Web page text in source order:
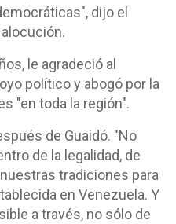
dijo el
le agradeció al
político y abogó por la
"en toda la región".
de Guaidó. "No
de la legalidad, de
tradiciones para
en Venezuela. Y
a través, no sólo de